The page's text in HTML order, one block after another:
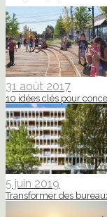
31 août 2017
10 idées clés pour
5 juin 2019
Transformer des